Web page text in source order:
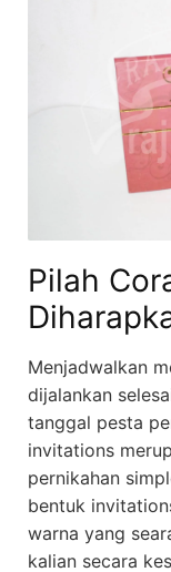
Pilah
Menjadwalkan
dijalankan
tanggal pesta
invitations
pernikahan
bentuk
warna yang
kalian secara